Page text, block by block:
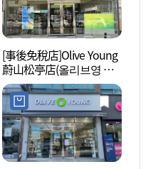
[事後免稅店]Olive Young
蔚山松亭店(올리브영 울
산송정점)